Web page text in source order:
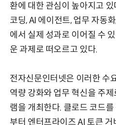
환에 대한 관심이 높아지고
코딩, AI 에이전트, 업무 자동
에서 실제 성과로 이어질 수
운 과제로 떠오르고 있다.
전자신문인터넷은 이러한 수
역량 강화와 업무 혁신을 주
램을 개최한다. 클로드 코드
부터 엔터프라이즈 AI 토큰